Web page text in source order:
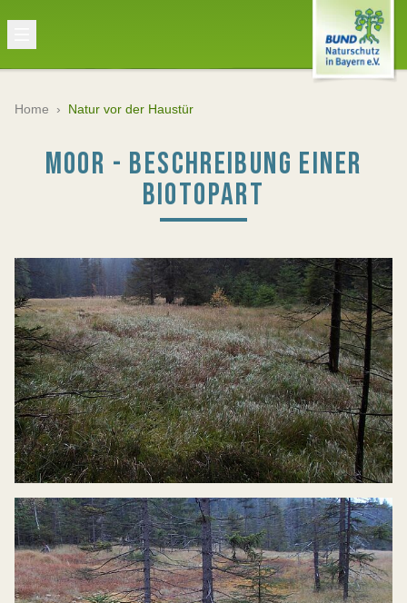
Home › Natur vor der Haustür
MOOR - BESCHREIBUNG EINER
BIOTOPART